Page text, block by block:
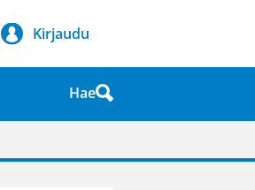
Kirjaudu
Hae